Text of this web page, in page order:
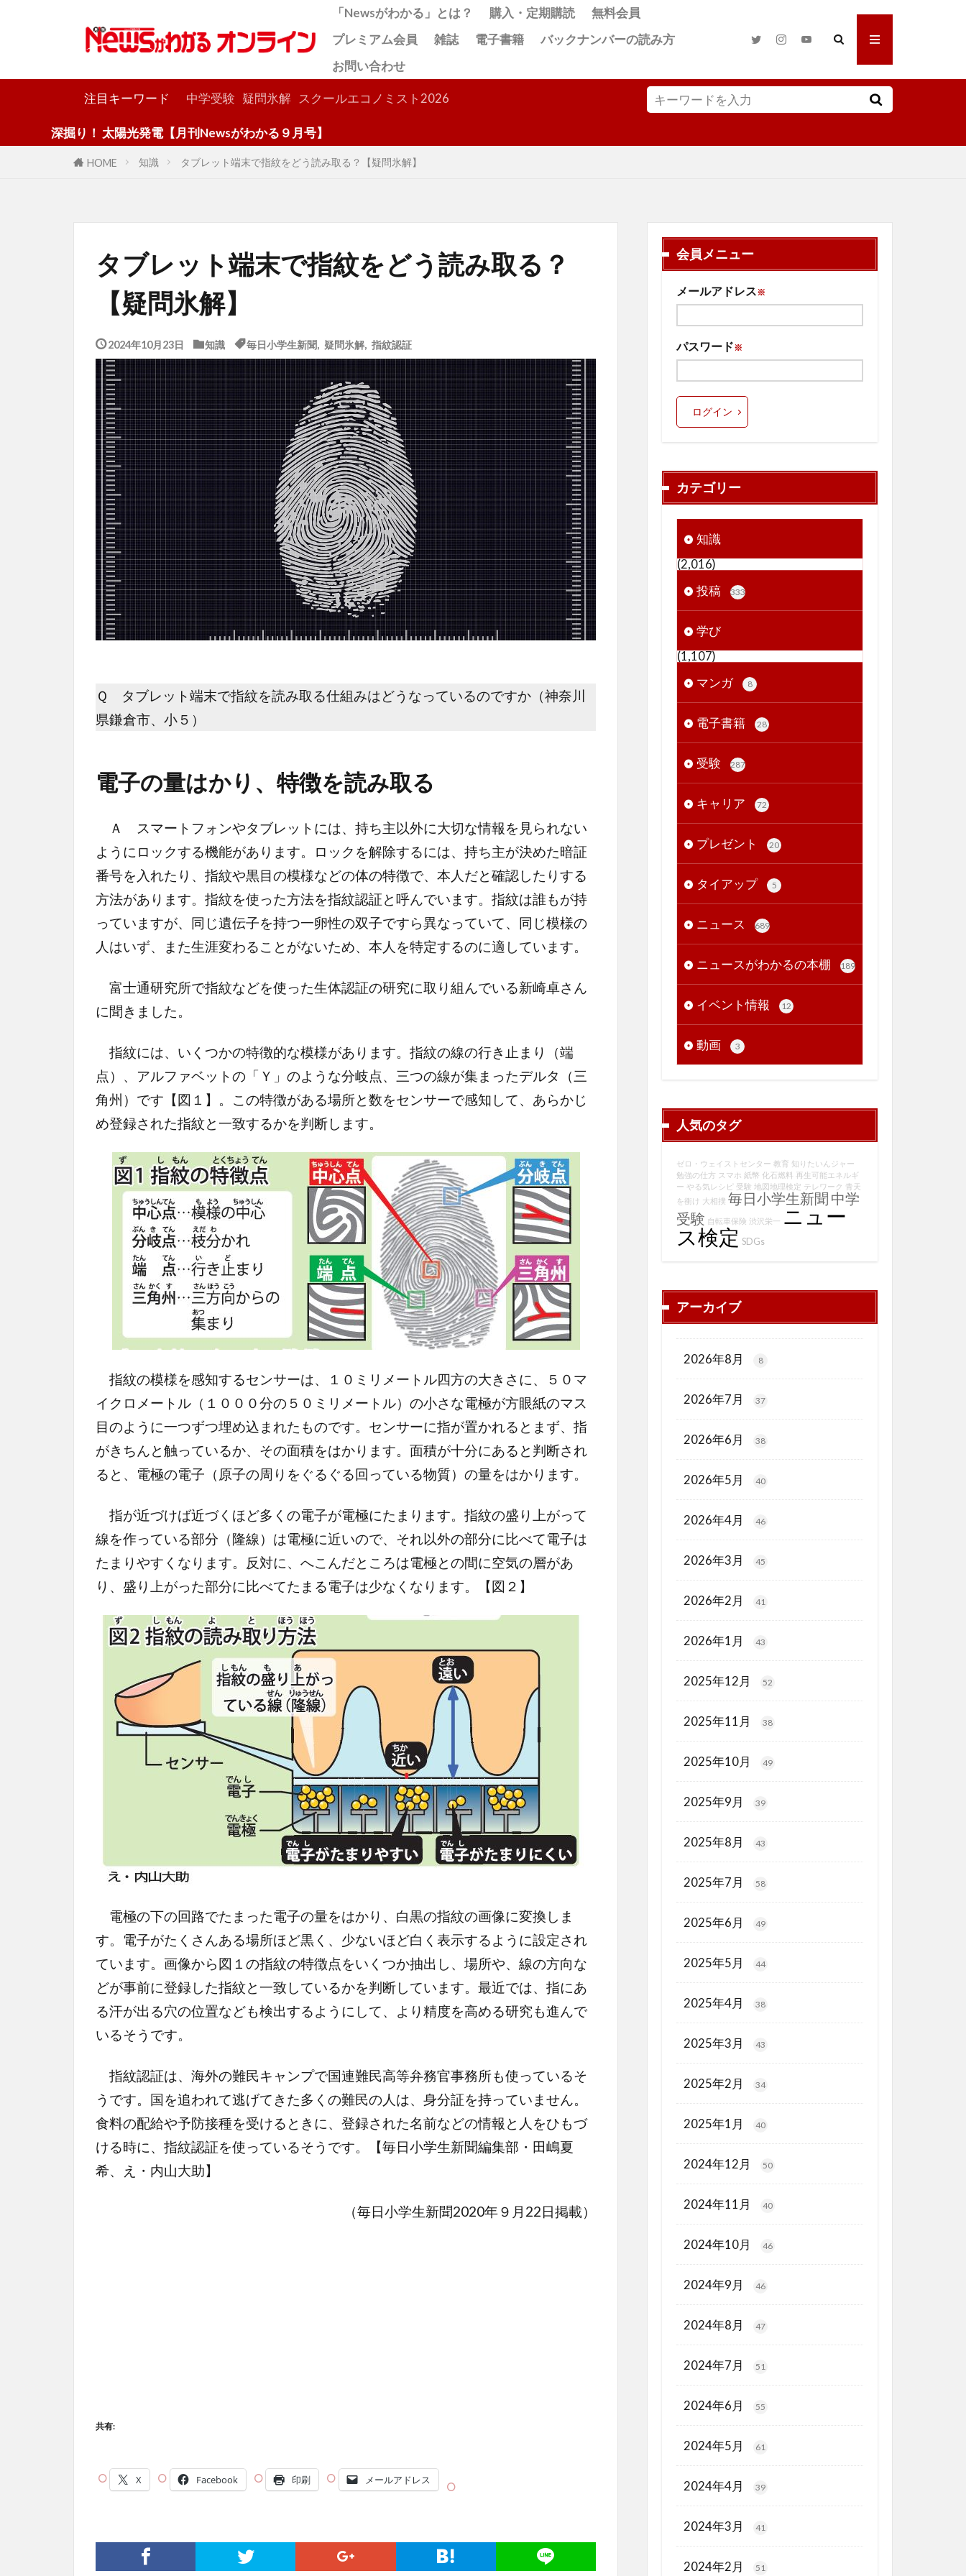
「Newsがわかる」とは？ 購入・定期購読
無料会員
プレミアム会員
雑誌 電子書籍
バックナンバーの読み方
お問い合わせ
注目キーワード 中学受験 疑問氷解 スクールエコノミスト2026
！ 太陽光発電【月刊Newsがわかる９月号】
HOME 知識 タブレット端末で指紋をどう読み取る？【疑問氷解】
タブレット端末で指紋をどう読み取る？
【疑問氷解】
2024年10月23日 知識 毎日小学生新聞 疑問氷解, 指紋認証
Ｑ タブレット端末で指紋を読み取る仕組みはどうなっているのですか（神奈川
県鎌倉市、小５）
電子の量はかり、特徴を読み取る
Ａ スマートフォンやタブレットには、持ち主以外に大切な情報を見られない
ようにロックする機能があります。ロックを解除するには、持ち主が決めた暗証
番号を入れたり、指紋や黒目の模様などの体の特徴で、本人だと確認したりする
方法があります。指紋を使った方法を指紋認証と呼んでいます。指紋は誰もが持
っていますが、同じ遺伝子を持つ一卵性の双子ですら異なっていて、同じ模様の
人はいず、また生涯変わることがないため、本人を特定するのに適しています。
富士通研究所で指紋などを使った生体認証の研究に取り組んでいる新崎卓さん
に聞きました。
指紋には、いくつかの特徴的な模様があります。指紋の線の行き止まり（端
点）、アルファベットの「Ｙ」のような分岐点、三つの線が集まったデルタ（三
角州）です【図１】。この特徴がある場所と数をセンサーで感知して、あらかじ
め登録された指紋と一致するかを判断します。
指紋の模様を感知するセンサーは、１０ミリメートル四方の大きさに、５０マ
イクロメートル（１０００分の５０ミリメートル）の小さな電極が方眼紙のマス
目のように一つずつ埋め込まれたものです。センサーに指が置かれるとまず、指
がきちんと触っているか、その面積をはかります。面積が十分にあると判断され
ると、電極の電子（原子の周りをぐるぐる回っている物質）の量をはかります。
指が近づけば近づくほど多くの電子が電極にたまります。指紋の盛り上がって
線を作っている部分（隆線）は電極に近いので、それ以外の部分に比べて電子は
たまりやすくなります。反対に、へこんだところは電極との間に空気の層があ
り、盛り上がった部分に比べてたまる電子は少なくなります。【図２】
電極の下の回路でたまった電子の量をはかり、白黒の指紋の画像に変換しま
す。電子がたくさんある場所ほど黒く、少ないほど白く表示するように設定され
ています。画像から図１の指紋の特徴点をいくつか抽出し、場所や、線の方向な
どが事前に登録した指紋と一致しているかを判断しています。最近では、指にあ
る汗が出る穴の位置なども検出するようにして、より精度を高める研究も進んで
いるそうです。
指紋認証は、海外の難民キャンプで国連難民高等弁務官事務所も使っているそ
うです。国を追われて逃げてきた多くの難民の人は、身分証を持っていません。
食料の配給や予防接種を受けるときに、登録された名前などの情報と人をひもづ
ける時に、指紋認証を使っているそうです。【毎日小学生新聞編集部・田嶋夏
希、え・内山大助】
（毎日小学生新聞2020年９月22日掲載）
共有:
X Facebook 印刷 メールアドレス
会員メニュー
メールアドレス※
パスワード※
ログイン
カテゴリー
知識
(2,016)
投稿
333
学び
(1,107)
マンガ
8
電子書籍 28
受験 287
キャリア 72
プレゼント 20
タイアップ 5
ニュース 689
ニュースがわかるの本棚 189
イベント情報 12
動画 3
人気のタグ
ゼロ・ウェイストセンター 教育 知りたいんジャー
勉強の仕方 スマホ 紙幣 化石燃料 再生可能エネルギ
ー やる気レシピ 受験 地図地理検定 テレワーク 青天
を衝け 大相撲 毎日小学生新聞 中学
受験 自転車保険 渋沢栄一 ニュー
ス検定 SDGs
アーカイブ
2026年8月 8
2026年7月 37
2026年6月 38
2026年5月 40
2026年4月 46
2026年3月 45
2026年2月 41
2026年1月 43
2025年12月 52
2025年11月 38
2025年10月 49
2025年9月 39
2025年8月 43
2025年7月 58
2025年6月 49
2025年5月 44
2025年4月 38
2025年3月 43
2025年2月 34
2025年1月 40
2024年12月 50
2024年11月 40
2024年10月 46
2024年9月 46
2024年8月 47
2024年7月 51
2024年6月 55
2024年5月 61
2024年4月 39
2024年3月 41
2024年2月 51
検索